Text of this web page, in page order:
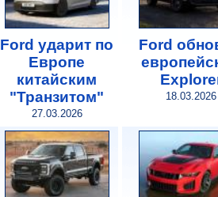
Ford ударит по
Европе
китайским
"Транзитом"
27.03.2026
Ford
18.03.2026